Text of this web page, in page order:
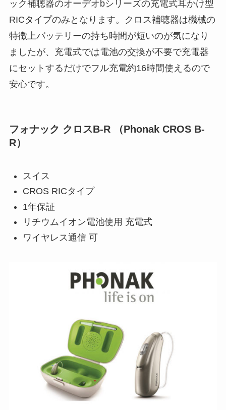
ック補聴器のオーデオbシリーズの充電式耳かけ型
RICタイプのみとなります。クロス補聴器は機械の
特徴上バッテリーの持ち時間が短いのが気になり
ましたが、充電式では電池の交換が不要で充電器
にセットするだけでフル充電約16時間使えるので
安心です。
フォナック クロスB-R （Phonak CROS B-
R）
スイス
CROS RICタイプ
1年保証
リチウムイオン電池使用 充電式
ワイヤレス通信 可